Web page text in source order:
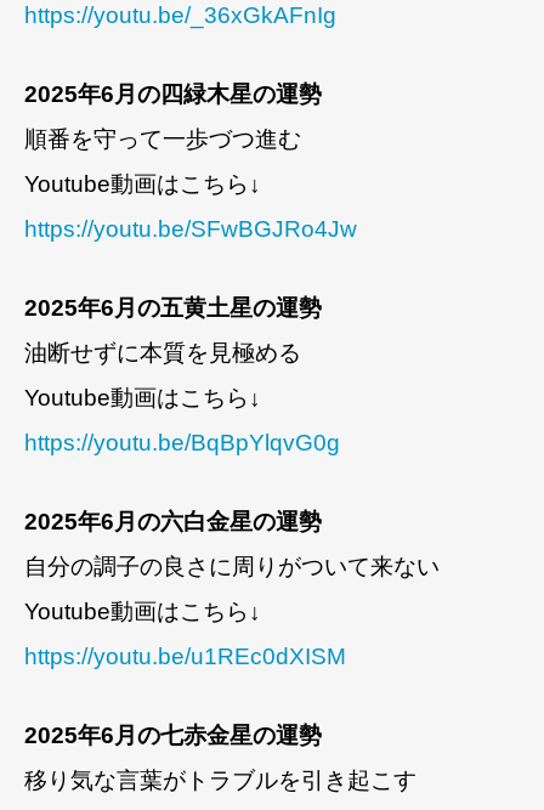
https://youtu.be/_36xGkAFnIg
2025年6月の四緑木星の運勢
順番を守って一歩づつ進む
Youtube動画はこちら↓
https://youtu.be/SFwBGJRo4Jw
2025年6月の五黄土星の運勢
油断せずに本質を見極める
Youtube動画はこちら↓
https://youtu.be/BqBpYlqvG0g
2025年6月の六白金星の運勢
自分の調子の良さに周りがついて来ない
Youtube動画はこちら↓
https://youtu.be/u1REc0dXISM
2025年6月の七赤金星の運勢
移り気な言葉がトラブルを引き起こす